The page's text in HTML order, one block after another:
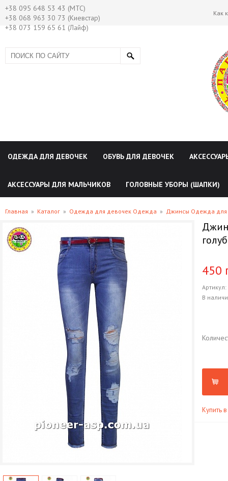
+38 095 648 53 43 (МТС)
+38 068 963 30 73 (Киевстар)
+38 073 159 65 61 (Лайф)
Как
ОДЕЖДА ДЛЯ ДЕВОЧЕК ОБУВЬ ДЛЯ ДЕВОЧЕК
АКСЕССУАРЫ ДЛЯ МАЛЬЧИКОВ ГОЛОВНЫЕ УБОРЫ (ШАПКИ)
Главная » Каталог » Одежда для девочек Одежда » Джинсы Одежда для
450
Артикул:
В
Купить